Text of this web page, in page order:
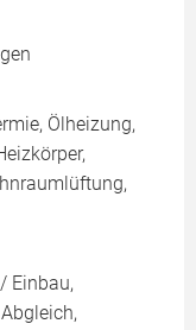
Ölheizung,
Einbau,